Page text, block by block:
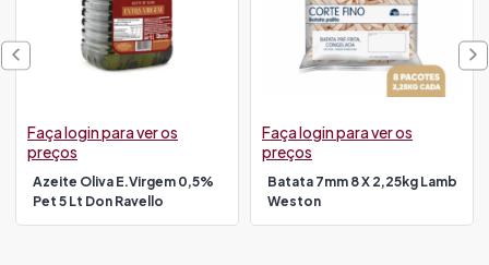
Azeite Oliva E.virgem 0,5%
Pet 5 Lt Don Ravello
Faça login para ver os
preços
Batata 7mm 8 X 2,25kg Lamb
Weston
Faça login para ver os
preços